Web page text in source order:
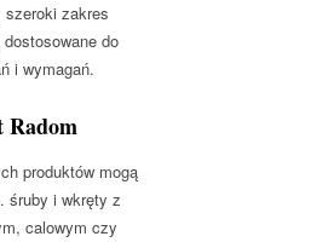
zakres
do
i wymagań.
Radom
produktów mogą
śruby i wkręty z
calowym czy